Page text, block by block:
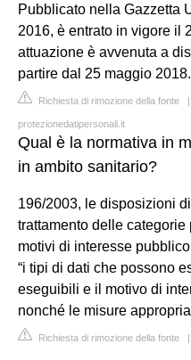
Pubblicato nella Gazzetta
2016, è entrato in vigore il
attuazione è avvenuta a
partire dal 25 maggio 2018.
Richiesta di rimozione della fonte
protezionedatipersonali.it
Qual è la normativa in
in ambito sanitario?
196/2003, le disposizioni
trattamento delle
motivi di interesse
“i tipi di dati che possono
eseguibili e il motivo di
nonché le misure
Richiesta di rimozione della fonte